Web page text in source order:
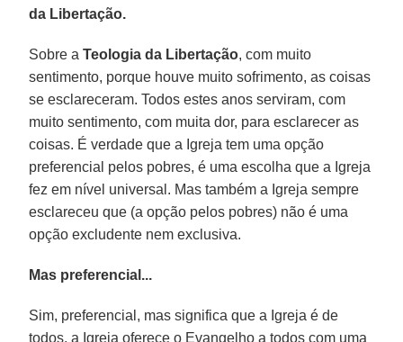
da Libertação.
Sobre aTeologia da Libertação, com muito
sentimento, porque houve muito sofrimento, as coisas
se esclareceram. Todos estes anos serviram, com
muito sentimento, com muita dor, para esclarecer as
coisas. É verdade que a Igreja tem uma opção
preferencial pelos pobres, é uma escolha que a Igreja
fez em nível universal. Mas também a Igreja sempre
esclareceu que (a opção pelos pobres) não é uma
opção excludente nem exclusiva.
Mas preferencial...
Sim, preferencial, mas significa que a Igreja é de
todos, a Igreja oferece o Evangelho a todos com uma